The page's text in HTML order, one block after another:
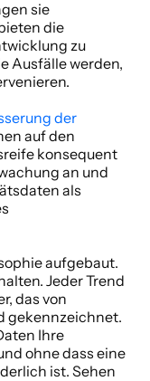
sie
die
zu
Ausfälle werden,
der
auf den
konsequent
an und
als
aufgebaut.
Jeder Trend
das von
gekennzeichnet.
Ihre
ohne dass eine
ist. Sehen